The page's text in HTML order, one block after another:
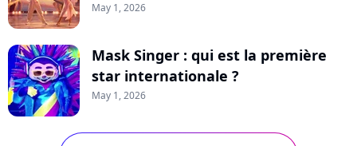
May 1, 2026
Mask Singer : qui est la première
star internationale ?
May 1, 2026